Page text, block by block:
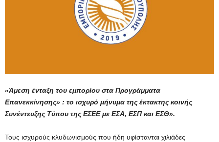
«Άμεση ένταξη του εμπορίου στα Προγράμματα
Επανεκκίνησης» : το ισχυρό μήνυμα της έκτακτης κοινής
Συνέντευξης Τύπου της ΕΣΕΕ με ΕΣΑ, ΕΣΠ και ΕΣΘ».
Τους ισχυρούς κλυδωνισμούς που ήδη υφίστανται χιλιάδες